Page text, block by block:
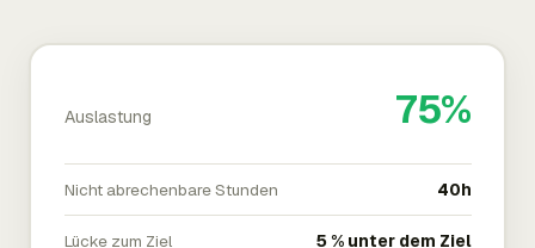
Auslastung 75%
Nicht abrechenbare Stunden 40h
Lücke zum Ziel 5 % unter dem Ziel